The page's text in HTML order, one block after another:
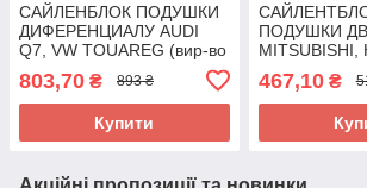
САЙЛЕНБЛОК ПОДУШКИ
ДИФЕРЕНЦИАЛУ AUDI
Q7, VW TOUAREG (вир-во
FEBEST) VWAB-023 UA58
803,70 ₴ 893 ₴
Купити
ПОДУШКИ
MITSUBISHI,
(вир-во
PORR UA58
467,10₴